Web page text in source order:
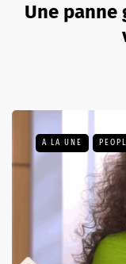
Une panne
A LA UNE